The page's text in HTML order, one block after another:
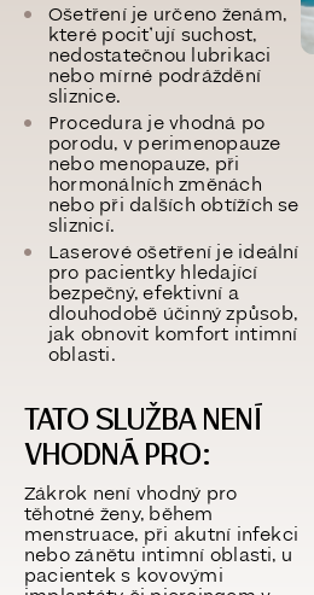
Ošetření je určeno ženám,
které pociťují suchost,
nedostatečnou lubrikaci
nebo mírné podráždění
sliznice.
Procedura je vhodná po
porodu, v perimenopauze
nebo menopauze, při
hormonálních změnách
nebo při dalších obtížích se
sliznicí.
Laserové ošetření je ideální
pro pacientky hledající
bezpečný, efektivní a
dlouhodobě účinný způsob,
jak obnovit komfort intimní
oblasti.
TATO SLUŽBA NENÍ
VHODNÁ PRO:
Zákrok není vhodný pro
těhotné ženy, během
menstruace, při akutní infekci
nebo zánětu intimní oblasti, u
pacientek s kovovými